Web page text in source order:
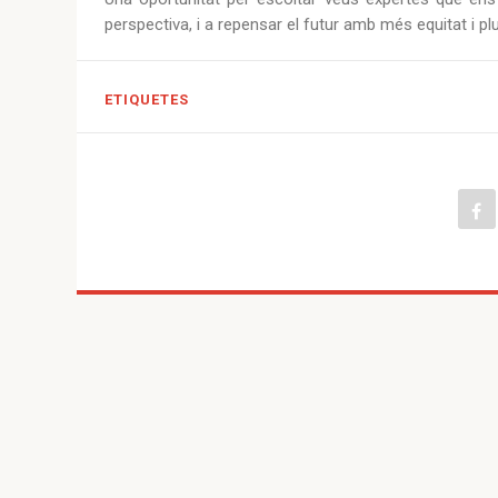
perspectiva, i a repensar el futur amb més equitat i
ETIQUETES